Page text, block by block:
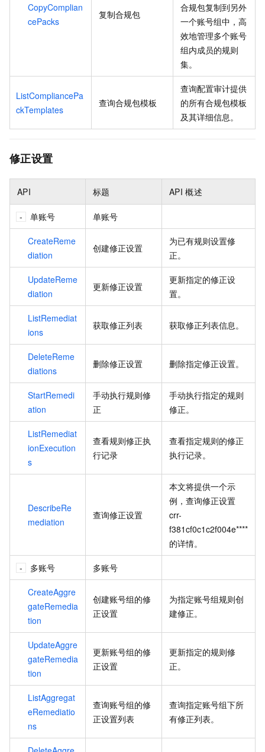
CopyComplian
cePacks
复制合规包
合规包复制到另外
一个账号组中，高
效地管理多个账号
组内成员的规则
集。
ListCompliancePa
ckTemplates
查询合规包模板
查询配置审计提供
的所有合规包模板
及其详细信息。
修正设置
API 标题 API 概述
单账号 单账号
CreateReme
diation
创建修正设置
为已有规则设置修
正。
UpdateReme
diation
更新修正设置
更新指定的修正设
置。
ListRemediat
ions
获取修正列表 获取修正列表信息。
DeleteReme
diations
删除修正设置 删除指定修正设置。
StartRemedi
ation
手动执行规则修
正
手动执行指定的规则
修正。
ListRemediat
ionExecution
s
查看规则修正执
行记录
查看指定规则的修正
执行记录。
DescribeRe
mediation
查询修正设置
本文将提供一个示
例，查询修正设置
crr-
f381cf0c1c2f004e****
的详情。
多账号 多账号
CreateAggre
gateRemedia
tion
创建账号组的修
正设置
为指定账号组规则创
建修正。
UpdateAggre
gateRemedia
tion
更新账号组的修
正设置
更新指定的规则修
正。
ListAggregat
eRemediatio
ns
查询账号组的修
正设置列表
查询指定账号组下所
有修正列表。